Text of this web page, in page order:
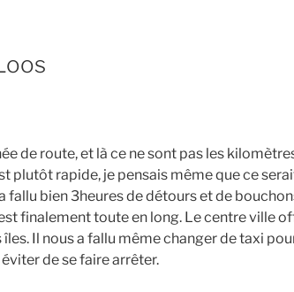
de route, et là ce ne sont pas les
plutôt rapide, je pensais même que ce
fallu bien 3heures de détours et de
finalement toute en long. Le centre ville
Il nous a fallu même changer de taxi
de se faire arrêter.